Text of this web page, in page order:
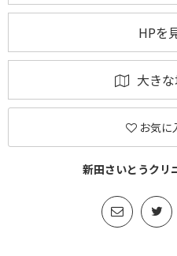
HPを
大き
お気に
新田さいとうクリ